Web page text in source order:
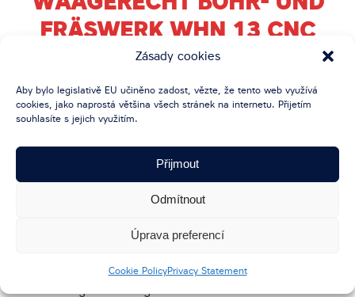
Zásady cookies
Aby bylo legislativě EU učiněno zadost, vězte, že tento web využívá
cookies, jako naprostá většina všech stránek na internetu. Přijetím
souhlasíte s jejich využitím.
Přijmout
Odmítnout
Úprava preferencí
Cookie PolicyPrivacy Statement
FRÄSWERK WHN 13 CNC
Technische Angaben
Im Jahr 2015 hergestellt
Ausführung des Spindelkastens:130 mm mit dem
Ausschub W=800 mm
Mit dem querverstellbaren Drehtisch, max.
Belastung 12 000 kg